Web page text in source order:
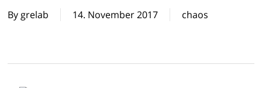
By grelab 14. November 2017 chaos